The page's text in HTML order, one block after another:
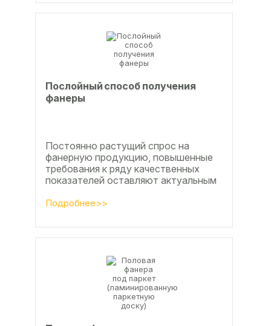
Послойный способ получения
фанеры
Постоянно растущий спрос на
фанерную продукцию, повышенные
требования к ряду качественных
показателей оставляют актуальным
технологии производства клееной...
Подробнее>>